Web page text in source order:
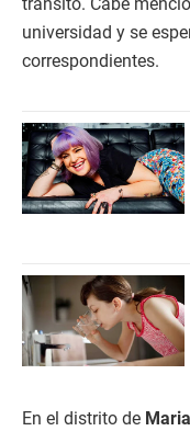
universidad y se
correspondientes.
En el distrito de